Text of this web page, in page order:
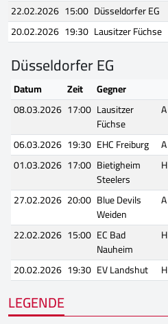
22.02.2026 15:00 Düsseldorfer EG
20.02.2026 19:30 Lausitzer Füchse
Düsseldorfer EG
Datum Zeit Gegner
08.03.2026 17:00 Lausitzer
Füchse
A
06.03.2026 19:30 EHC Freiburg A
01.03.2026 17:00 Bietigheim
Steelers
H
27.02.2026 20:00 Blue Devils
Weiden
A
22.02.2026 15:00 EC Bad
Nauheim
H
20.02.2026 19:30 EV Landshut H
LEGENDE